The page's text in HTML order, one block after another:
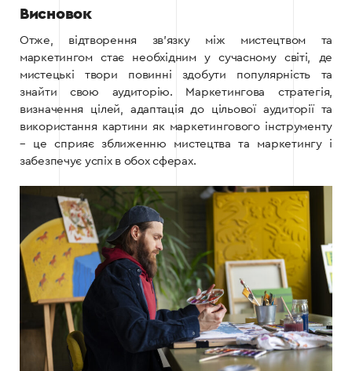
Висновок
Отже, відтворення зв’язку між мистецтвом та
маркетингом стає необхідним у сучасному світі, де
мистецькі твори повинні здобути популярність та
знайти свою аудиторію. Маркетингова стратегія,
визначення цілей, адаптація до цільової аудиторії та
використання картини як маркетингового інструменту
– це сприяє зближенню мистецтва та маркетингу і
забезпечує успіх в обох сферах.